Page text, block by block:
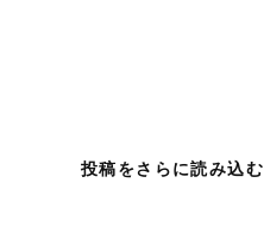
投稿をさらに読み込む